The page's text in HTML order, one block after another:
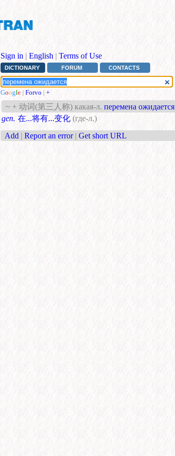
Sign in | English | Terms of Use
DICTIONARY FORUM CONTACTS
Google | Forvo | +
~ + 动词(第三人称) какая-л. перемена ожидается
gen. 在...将有...变化 (где-л.)
Add | Report an error | Get short URL